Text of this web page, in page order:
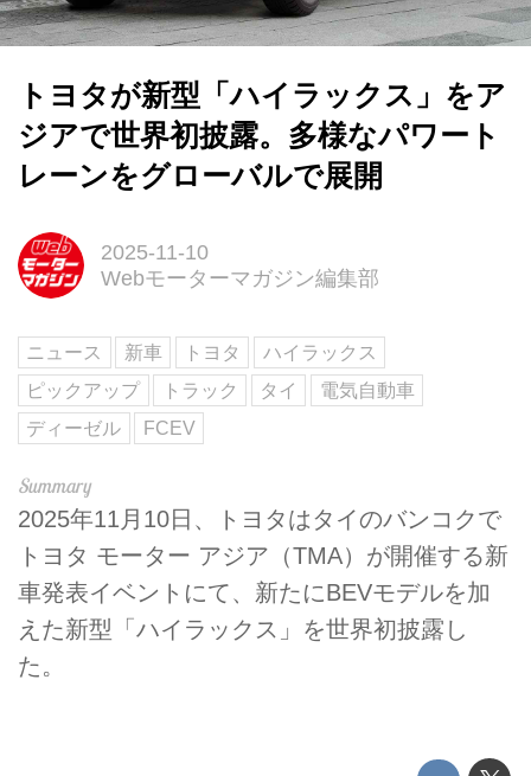
トヨタが新型「ハイラックス」をア
ジアで世界初披露。多様なパワート
レーンをグローバルで展開
2025-11-10
Webモーターマガジン編集部
ニュース 新車 トヨタ
ハイラックス
ピックアップ
トラック タイ
電気自動車
ディーゼル
FCEV
2025年11月10日、トヨタはタイのバンコクで
トヨタ モーター アジア（TMA）が開催する新
車発表イベントにて、新たにBEVモデルを加
えた新型「ハイラックス」を世界初披露し
た。